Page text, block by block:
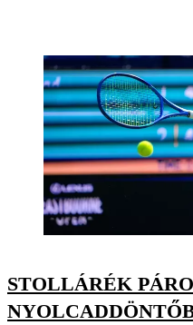
STOLLÁRÉK